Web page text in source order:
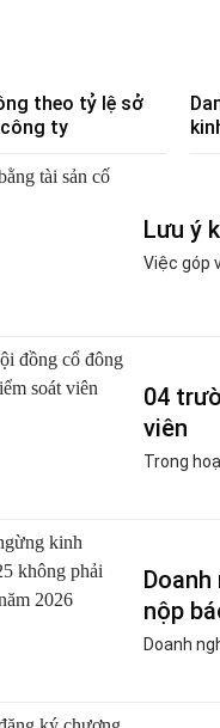
theo tỷ lệ sở
ty
Lưu ý
Việc góp
04
viên
Trong
nộp
Doanh